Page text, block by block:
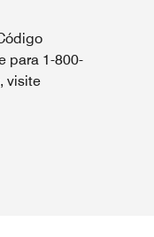
para 1-800-
visite